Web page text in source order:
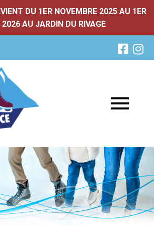
DU 1ER NOVEMBRE 2025 AU 1ER
AU JARDIN DU RIVAGE